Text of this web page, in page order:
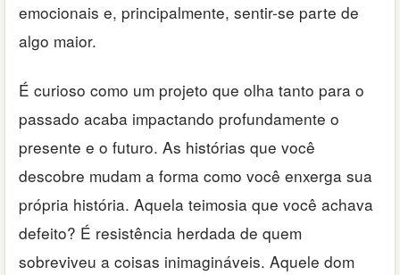
emocionais e, principalmente, sentir-se parte de
algo maior.
É curioso como um projeto que olha tanto para o
passado acaba impactando profundamente o
presente e o futuro. As histórias que você
descobre mudam a forma como você enxerga sua
própria história. Aquela teimosia que você achava
defeito? É resistência herdada de quem
sobreviveu a coisas inimagináveis. Aquele dom